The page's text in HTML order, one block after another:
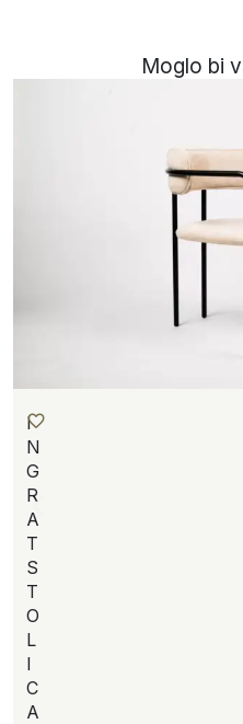
Moglo bi
I
N
G
R
A
T
S
T
O
L
I
C
A